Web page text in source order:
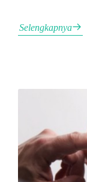
Selengkapnya